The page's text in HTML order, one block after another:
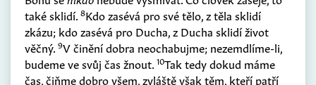
také sklidí. 8Kdo zasévá pro své tělo, z těla sklidí
zkázu; kdo zasévá pro Ducha, z Ducha sklidí život
věčný. 9V činění dobra neochabujme; nezemdlíme-li,
budeme ve svůj čas žnout. 10Tak tedy dokud máme
čas, čiňme dobro všem, zvláště však těm, kteří patří